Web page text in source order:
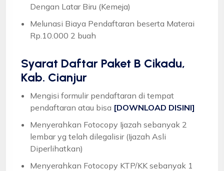
Dengan Latar Biru (Kemeja)
Melunasi Biaya Pendaftaran beserta Materai
Rp.10.000 2 buah
Syarat Daftar Paket B Cikadu,
Kab. Cianjur
Mengisi formulir pendaftaran di tempat
pendaftaran atau bisa [DOWNLOAD DISINI]
Menyerahkan Fotocopy Ijazah sebanyak 2
lembar yg telah dilegalisir (Ijazah Asli
Diperlihatkan)
Menyerahkan Fotocopy KTP/KK sebanyak 1